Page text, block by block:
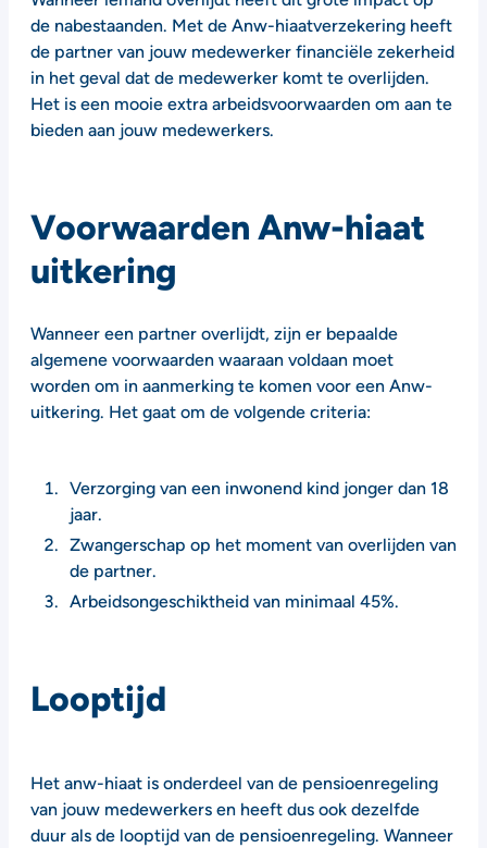
de nabestaanden. Met de Anw-hiaatverzekering heeft
de partner van jouw medewerker financiële zekerheid
in het geval dat de medewerker komt te overlijden.
Het is een mooie extra arbeidsvoorwaarden om aan te
bieden aan jouw medewerkers.
Voorwaarden Anw-hiaat
uitkering
Wanneer een partner overlijdt, zijn er bepaalde
algemene voorwaarden waaraan voldaan moet
worden om in aanmerking te komen voor een Anw-
uitkering. Het gaat om de volgende criteria:
Verzorging van een inwonend kind jonger dan 18
jaar.
Zwangerschap op het moment van overlijden van
de partner.
Arbeidsongeschiktheid van minimaal 45%.
Looptijd
Het anw-hiaat is onderdeel van de pensioenregeling
van jouw medewerkers en heeft dus ook dezelfde
duur als de looptijd van de pensioenregeling. Wanneer